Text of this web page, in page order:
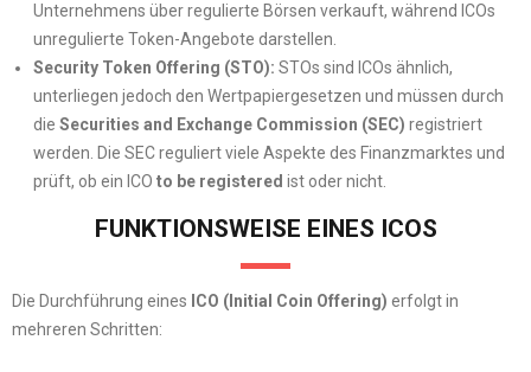
Unternehmens über regulierte Börsen verkauft, während ICOs
unregulierte Token-Angebote darstellen.
Security Token Offering (STO): STOs sind ICOs ähnlich,
unterliegen jedoch den Wertpapiergesetzen und müssen durch
die Securities and Exchange Commission (SEC) registriert
werden. Die SEC reguliert viele Aspekte des Finanzmarktes und
prüft, ob ein ICO to be registered ist oder nicht.
FUNKTIONSWEISE EINES ICOS
Die Durchführung eines ICO (Initial Coin Offering) erfolgt in
mehreren Schritten: